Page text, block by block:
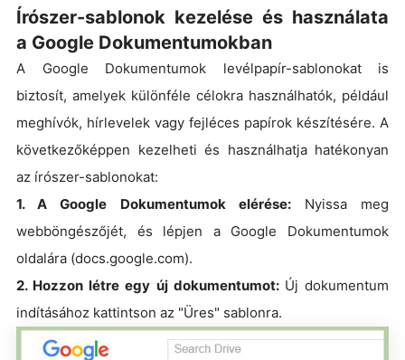
Írószer-sablonok kezelése és használata
a Google Dokumentumokban
A Google Dokumentumok levélpapír-sablonokat is
biztosít, amelyek különféle célokra használhatók, például
meghívók, hírlevelek vagy fejléces papírok készítésére. A
következőképpen kezelheti és használhatja hatékonyan
az írószer-sablonokat:
1. A Google Dokumentumok elérése:Nyissa meg
webböngészőjét, és lépjen a Google Dokumentumok
oldalára (docs.google.com).
2. Hozzon létre egy új dokumentumot: Új dokumentum
indításához kattintson az "Üres" sablonra.